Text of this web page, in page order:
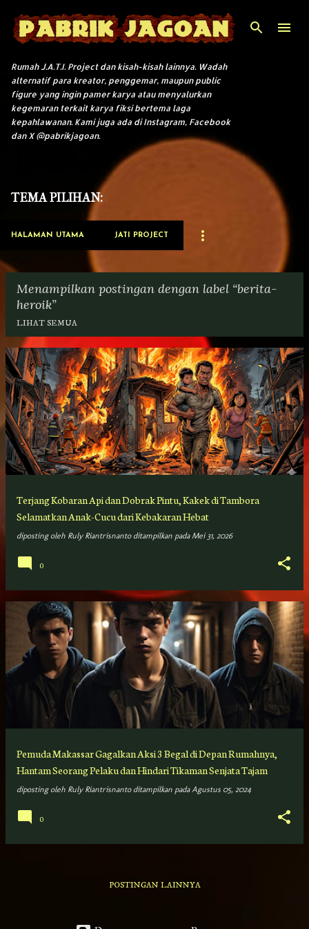
Langsung ke konten utama
Rumah J.A.T.I. Project dan kisah-kisah lainnya. Wadah
alternatif para kreator, penggemar, maupun public
figure yang ingin pamer karya atau menyalurkan
kegemaran terkait karya fiksi bertema laga
kepahlawanan. Kami juga ada di Instagram, Facebook
dan X @pabrikjagoan.
TEMA PILIHAN:
HALAMAN UTAMA JATI PROJECT
Menampilkan postingan dengan label berita-
heroik
LIHAT SEMUA
P
o
s
t
n
Terjang Kobaran Api dan Dobrak Pintu, Kakek di Tambora
Selamatkan Anak-Cucu dari Kebakaran Hebat
diposting oleh Ruly Riantrisnanto ditampilkan padaMei 31, 2026
0
Pemuda Makassar Gagalkan Aksi 3 Begal di Depan Rumahnya,
Hantam Seorang Pelaku dan Hindari Tikaman Senjata Tajam
diposting oleh Ruly Riantrisnanto ditampilkan padaAgustus 05, 2024
0
POSTINGAN LAINNYA